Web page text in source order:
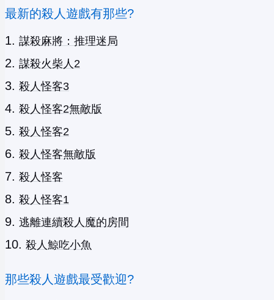
最新的殺人遊戲有那些?
謀殺麻將：推理迷局
謀殺火柴人2
殺人怪客3
殺人怪客2無敵版
殺人怪客2
殺人怪客無敵版
殺人怪客
殺人怪客1
逃離連續殺人魔的房間
殺人鯨吃小魚
那些殺人遊戲最受歡迎?